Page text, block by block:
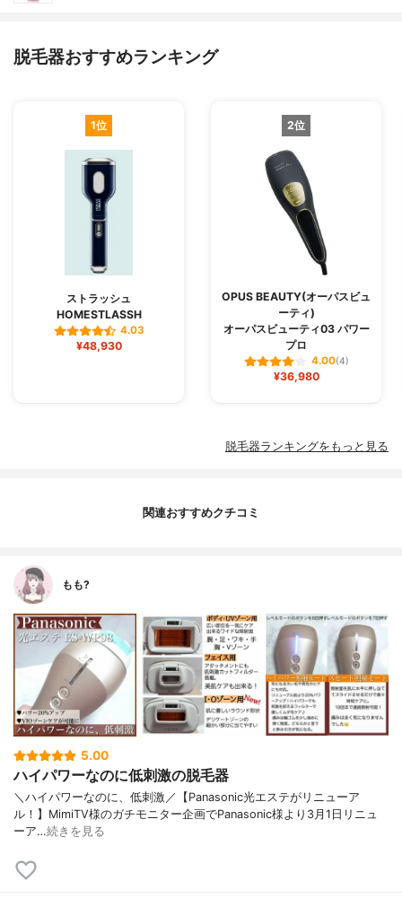
脱毛器おすすめランキング
1位
ストラッシュ
HOMESTLASSH
4.03
¥48,930
2位
OPUS BEAUTY(オーパスビュ
ーティ)
オーパスビューティ03 パワー
プロ
4.00(4)
¥36,980
脱毛器ランキングをもっと見る
関連おすすめクチコミ
もも?
5.00
ハイパワーなのに低刺激の脱毛器
＼ハイパワーなのに、低刺激／⁡【Panasonic光エステがリニューア
ル！】⁡⁡⁡MimiTV様のガチモニター企画でPanasonic⁡様より3月1日リニュ
ーア…続きを見る